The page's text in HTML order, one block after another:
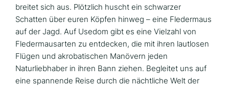
breitet sich aus. Plötzlich huscht ein schwarzer
Schatten über euren Köpfen hinweg – eine Fledermaus
auf der Jagd. Auf Usedom gibt es eine Vielzahl von
Fledermausarten zu entdecken, die mit ihren lautlosen
Flügen und akrobatischen Manövern jeden
Naturliebhaber in ihren Bann ziehen. Begleitet uns auf
eine spannende Reise durch die nächtliche Welt der